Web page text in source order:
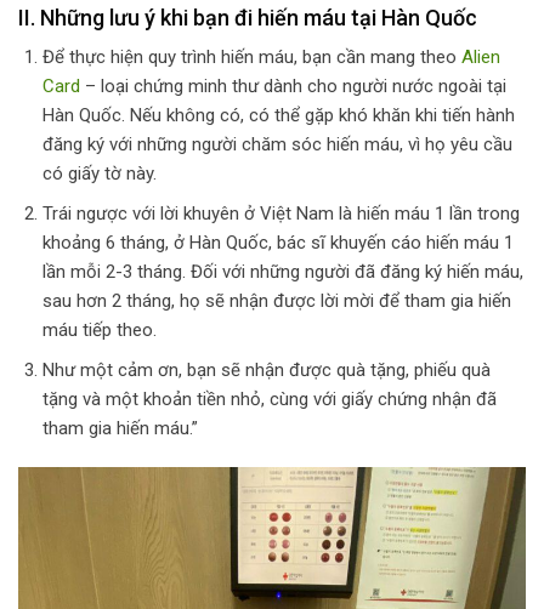
II. Những lưu ý khi bạn đi hiến máu tại Hàn Quốc
Để thực hiện quy trình hiến máu, bạn cần mang theo Alien
Card – loại chứng minh thư dành cho người nước ngoài tại
Hàn Quốc. Nếu không có, có thể gặp khó khăn khi tiến hành
đăng ký với những người chăm sóc hiến máu, vì họ yêu cầu
có giấy tờ này.
Trái ngược với lời khuyên ở Việt Nam là hiến máu 1 lần trong
khoảng 6 tháng, ở Hàn Quốc, bác sĩ khuyến cáo hiến máu 1
lần mỗi 2-3 tháng. Đối với những người đã đăng ký hiến máu,
sau hơn 2 tháng, họ sẽ nhận được lời mời để tham gia hiến
máu tiếp theo.
Như một cảm ơn, bạn sẽ nhận được quà tặng, phiếu quà
tặng và một khoản tiền nhỏ, cùng với giấy chứng nhận đã
tham gia hiến máu.”